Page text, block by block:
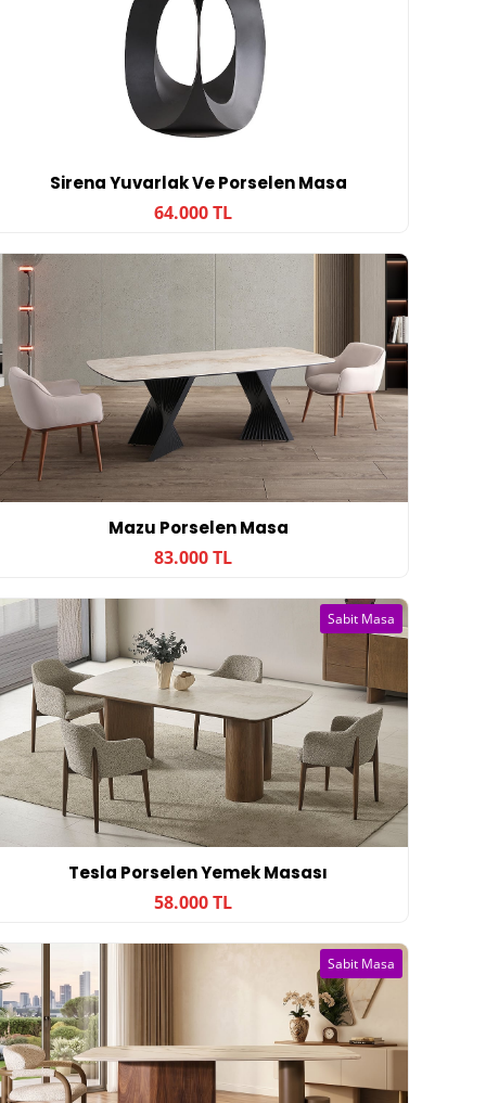
Sirena Yuvarlak Ve Porselen Masa
64.000 TL
Mazu Porselen Masa
83.000 TL
Tesla Porselen Yemek Masası
58.000 TL
Sabit Masa
Sabit Masa